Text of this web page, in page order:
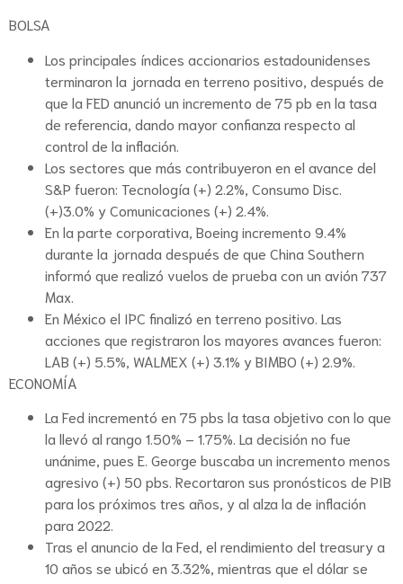
BOLSA
Los principales índices accionarios estadounidenses
terminaron la jornada en terreno positivo, después de
que la FED anunció un incremento de 75 pb en la tasa
de referencia, dando mayor confianza respecto al
control de la inflación.
Los sectores que más contribuyeron en el avance del
S&P fueron: Tecnología (+) 2.2%, Consumo Disc.
(+)3.0% y Comunicaciones (+) 2.4%.
En la parte corporativa, Boeing incremento 9.4%
durante la jornada después de que China Southern
informó que realizó vuelos de prueba con un avión 737
Max.
En México el IPC finalizó en terreno positivo. Las
acciones que registraron los mayores avances fueron:
LAB (+) 5.5%, WALMEX (+) 3.1% y BIMBO (+) 2.9%.
ECONOMÍA
La Fed incrementó en 75 pbs la tasa objetivo con lo que
la llevó al rango 1.50% – 1.75%. La decisión no fue
unánime, pues E. George buscaba un incremento menos
agresivo (+) 50 pbs. Recortaron sus pronósticos de PIB
para los próximos tres años, y al alza la de inflación
para 2022.
Tras el anuncio de la Fed, el rendimiento del treasury a
10 años se ubicó en 3.32%, mientras que el dólar se